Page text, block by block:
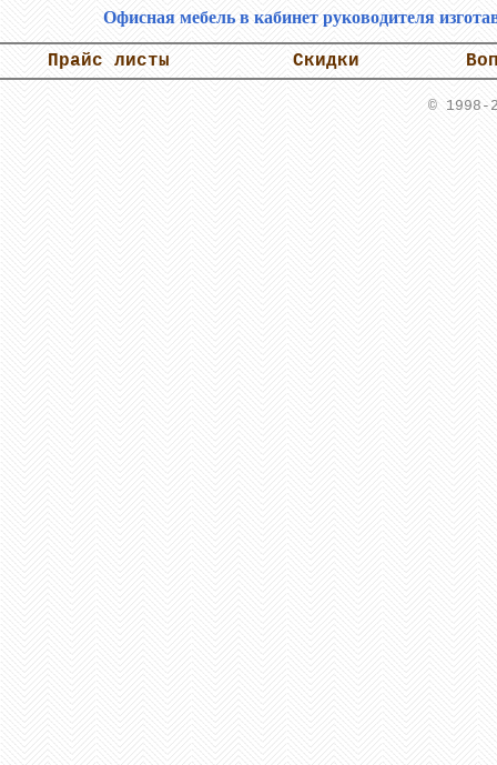
Офисная мебель в кабинет руководителя
Прайс листы Скидки
© 1998-